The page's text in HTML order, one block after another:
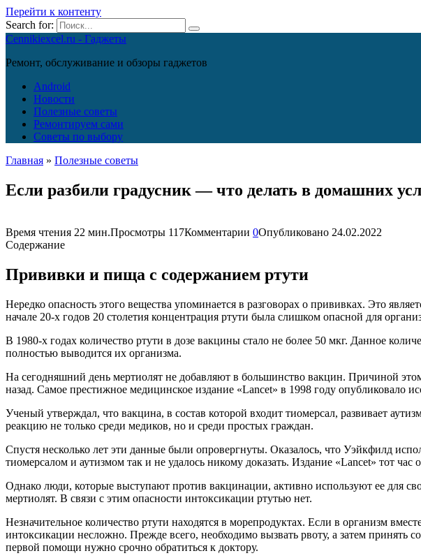
Перейти к контенту
Search for:
Cennikiexcel.ru - Гаджеты
Ремонт, обслуживание и обзоры гаджетов
Android
Новости
Полезные советы
Ремонтируем сами
Советы по выбору
Главная » Полезные советы
Если разбили градусник — что делать в домашних
Время чтения 22 мин.Просмотры 117Комментарии 0Опубликовано 24.02.2022
Содержание
Прививки и пища с содержанием ртути
Нередко опасность этого вещества упоминается в разговорах о прививках. Это
начале 20-х годов 20 столетия концентрация ртути была слишком опасной для
В 1980-х годах количество ртути в дозе вакцины стало не более 50 мкг. Данное
полностью выводится их организма.
На сегодняшний день мертиолят не добавляют в большинство вакцин. Причиной
назад. Самое престижное медицинское издание «Lancet» в 1998 году опубликовало
Ученый утверждал, что вакцина, в состав которой входит тиомерсал, развивает
реакцию не только среди медиков, но и среди простых граждан.
Спустя несколько лет эти данные были опровергнуты. Оказалось, что Уэйкфилд
тиомерсалом и аутизмом так и не удалось никому доказать. Издание «Lancet» тот
Однако люди, которые выступают против вакцинации, активно используют ее для
мертиолят. В связи с этим опасности интоксикации ртутью нет.
Незначительное количество ртути находятся в морепродуктах. Если в организм
интоксикации несложно. Прежде всего, необходимо вызвать рвоту, а затем
первой помощи нужно срочно обратиться к доктору.